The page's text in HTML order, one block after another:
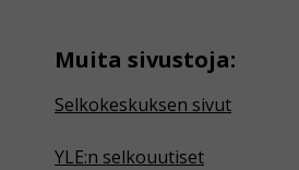
Muita sivustoja:
Selkokeskuksen sivut
YLE:n selkouutiset